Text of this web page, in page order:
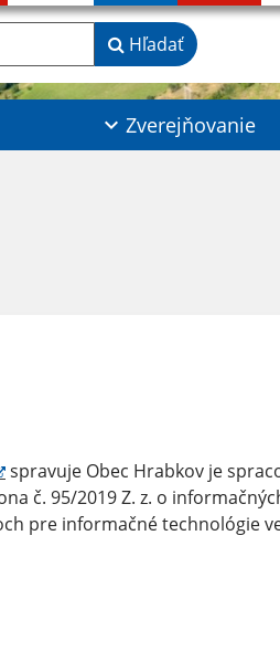
Hľadať
Zverejňovanie
spravuje Obec Hrabkov je
č. 95/2019 Z. z. o
pre informačné technológie